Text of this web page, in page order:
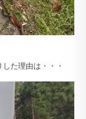
た理由は・・・